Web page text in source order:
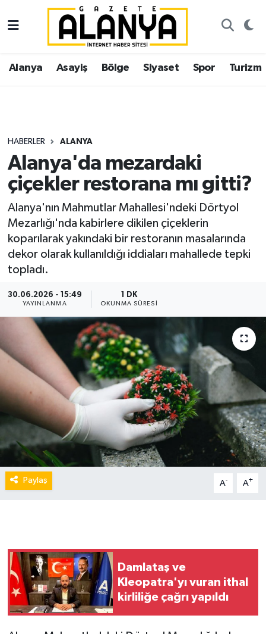
Alanya Asayiş Bölge Siyaset Spor Turizm
HABERLER ALANYA
Alanya'da mezardaki
çiçekler restorana mı gitti?
Alanya'nın Mahmutlar Mahallesi'ndeki Dörtyol
Mezarlığı'nda kabirlere dikilen çiçeklerin
koparılarak yakındaki bir restoranın masalarında
dekor olarak kullanıldığı iddiaları mahallede tepki
topladı.
30.06.2026 - 15:49
YAYINLANMA
1 DK
OKUNMA SÜRESI
Paylaş A- A+
Damlataş ve
Kleopatra'yı vuran ithal
kirliliğe çağrı yapıldı
Alanya
Asayiş
Siyaset
Spor
Ekonomi
Gazipaşa
İstanbul Nöbetçi Eczaneler
İstanbul Hava Durumu
Süper Lig Puan Durumu ve Fikstür
Tüm Manşetler
Haber Arşivi